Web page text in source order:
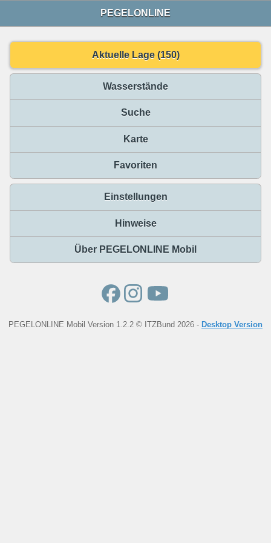
PEGELONLINE
Aktuelle Lage (150)
Wasserstände
Suche
Karte
Favoriten
Einstellungen
Hinweise
Über PEGELONLINE Mobil
PEGELONLINE Mobil Version 1.2.2 © ITZBund 2026 - Desktop Version